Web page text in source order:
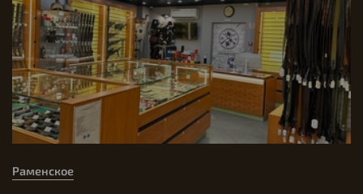
Раменское